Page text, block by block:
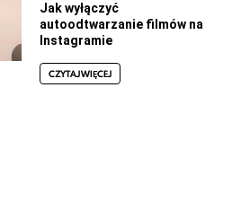
Jak wyłączyć
autoodtwarzanie filmów na
Instagramie
CZYTAJ WIĘCEJ